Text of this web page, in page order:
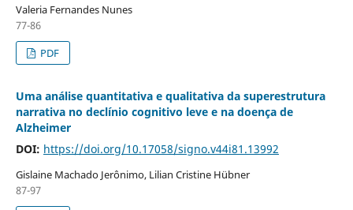
Valeria Fernandes Nunes
77-86
PDF
Uma análise quantitativa e qualitativa da superestrutura
narrativa no declínio cognitivo leve e na doença de
Alzheimer
DOI: https://doi.org/10.17058/signo.v44i81.13992
Gislaine Machado Jerônimo, Lilian Cristine Hübner
87-97